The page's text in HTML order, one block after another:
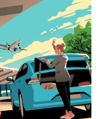
the
calendar
and
select
a
date.
Press
the
escape
button
to
close
the
calendar.